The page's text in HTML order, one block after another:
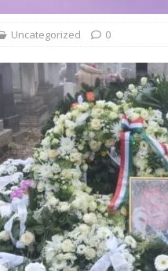
Uncategorized 0